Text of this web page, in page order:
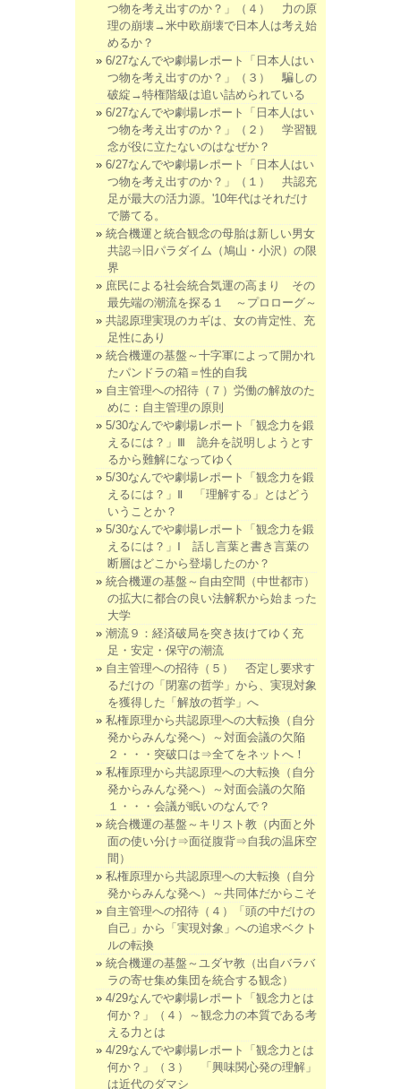
つ物を考え出すのか？」（４） 力の原
理の崩壊→米中欧崩壊で日本人は考え始
めるか？
6/27なんでや劇場レポート「日本人はい
つ物を考え出すのか？」（３） 騙しの
破綻→特権階級は追い詰められている
6/27なんでや劇場レポート「日本人はい
つ物を考え出すのか？」（２） 学習観
念が役に立たないのはなぜか？
6/27なんでや劇場レポート「日本人はい
つ物を考え出すのか？」（１） 共認充
足が最大の活力源。'10年代はそれだけ
で勝てる。
統合機運と統合観念の母胎は新しい男女
共認⇒旧パラダイム（鳩山・小沢）の限
界
庶民による社会統合気運の高まり その
最先端の潮流を探る１ ～プロローグ～
共認原理実現のカギは、女の肯定性、充
足性にあり
統合機運の基盤～十字軍によって開かれ
たパンドラの箱＝性的自我
自主管理への招待（７）労働の解放のた
めに：自主管理の原則
5/30なんでや劇場レポート「観念力を鍛
えるには？」Ⅲ 詭弁を説明しようとす
るから難解になってゆく
5/30なんでや劇場レポート「観念力を鍛
えるには？」Ⅱ 「理解する」とはどう
いうことか？
5/30なんでや劇場レポート「観念力を鍛
えるには？」Ⅰ 話し言葉と書き言葉の
断層はどこから登場したのか？
統合機運の基盤～自由空間（中世都市）
の拡大に都合の良い法解釈から始まった
大学
潮流９：経済破局を突き抜けてゆく充
足・安定・保守の潮流
自主管理への招待（５） 否定し要求す
るだけの「閉塞の哲学」から、実現対象
を獲得した「解放の哲学」へ
私権原理から共認原理への大転換（自分
発からみんな発へ）～対面会議の欠陥
２・・・突破口は⇒全てをネットへ！
私権原理から共認原理への大転換（自分
発からみんな発へ）～対面会議の欠陥
１・・・会議が眠いのなんで？
統合機運の基盤～キリスト教（内面と外
面の使い分け⇒面従腹背⇒自我の温床空
間）
私権原理から共認原理への大転換（自分
発からみんな発へ）～共同体だからこそ
自主管理への招待（４）「頭の中だけの
自己」から「実現対象」への追求ベクト
ルの転換
統合機運の基盤～ユダヤ教（出自バラバ
ラの寄せ集め集団を統合する観念）
4/29なんでや劇場レポート「観念力とは
何か？」（４）～観念力の本質である考
える力とは
4/29なんでや劇場レポート「観念力とは
何か？」（３） 「興味関心発の理解」
は近代のダマシ